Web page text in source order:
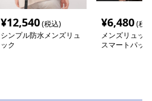
¥12,540(税込)
シンプル防水メンズリュ
ック
¥6,480(税
メンズリュッ
スマートパッ